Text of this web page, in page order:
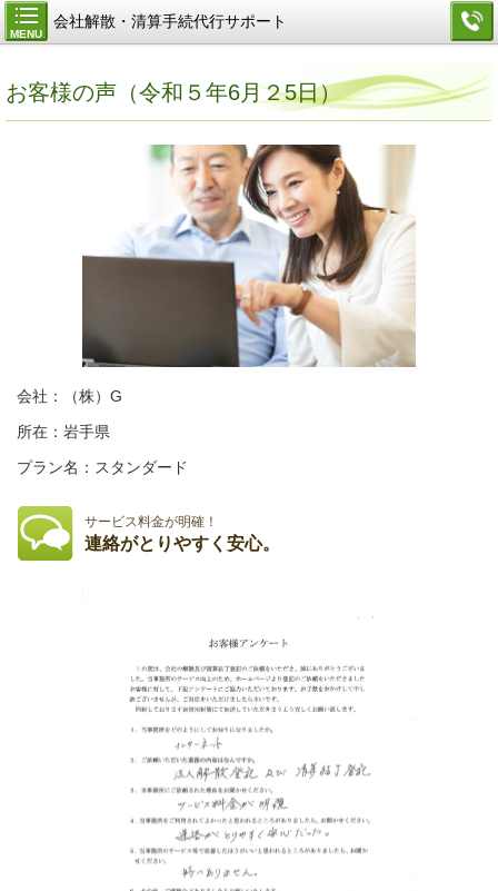
MENU
会社解散・清算手続代行サポート
お客様の声（令和５年6月２5日）
会社：（株）G
所在：岩手県
プラン名：スタンダード
サービス料金が明確！
連絡がとりやすく安心。